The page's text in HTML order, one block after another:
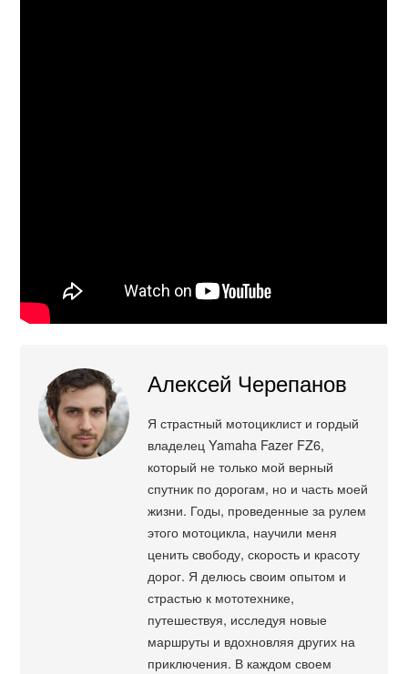
Алексей Черепанов
Я страстный мотоциклист и гордый
владелец Yamaha Fazer FZ6,
который не только мой верный
спутник по дорогам, но и часть моей
жизни. Годы, проведенные за рулем
этого мотоцикла, научили меня
ценить свободу, скорость и красоту
дорог. Я делюсь своим опытом и
страстью к мототехнике,
путешествуя, исследуя новые
маршруты и вдохновляя других на
приключения. В каждом своем